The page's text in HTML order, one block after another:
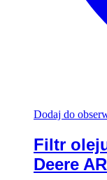
Dodaj do
Filtr
Deere